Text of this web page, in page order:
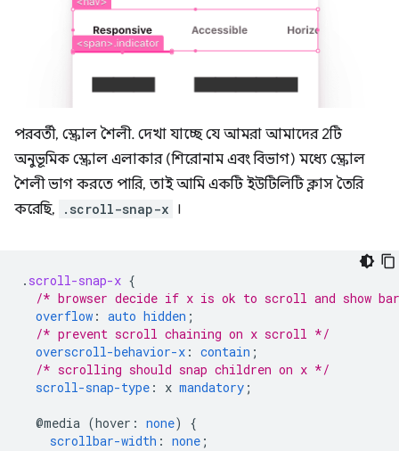
পরবর্তী, স্ক্রোল শৈলী. দেখা যাচ্ছে যে আমরা আমাদের 2টি
অনুভূমিক স্ক্রোল এলাকার (শিরোনাম এবং বিভাগ) মধ্যে স্ক্রোল
শৈলী ভাগ করতে পারি, তাই আমি একটি ইউটিলিটি ক্লাস তৈরি
করেছি,
.scroll-snap-x ।
. scroll-snap-x {
/* browser decide if x is ok to scroll and show
overflow : auto hidden ;
/* prevent scroll chaining on x scroll */
overscroll-behavior-x : contain ;
/* scrolling should snap children on x */
scroll-snap-type : x mandatory ;
@media (hover : none)
{
scrollbar-width : none ;